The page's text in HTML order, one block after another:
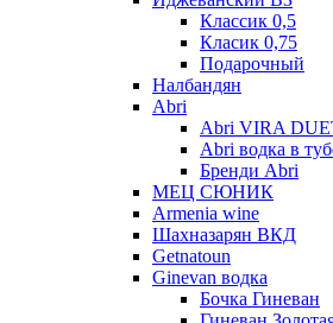
Классик 0,5
Класик 0,75
Подарочный
Налбандян
Abri
Abri VIRA
Abri водка в
Бренди Abri
МЕЦ СЮНИК
Armenia wine
Шахназарян ВКД
Getnatoun
Ginevan водка
Бочка Гиневан